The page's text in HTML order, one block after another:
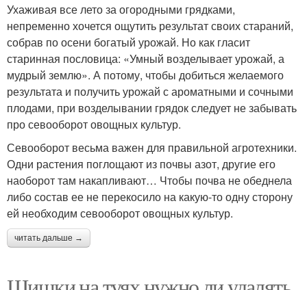
Ухаживая все лето за огородными грядками,
непременно хочется ощутить результат своих стараний,
собрав по осени богатый урожай. Но как гласит
старинная пословица: «Умный возделывает урожай, а
мудрый землю». А потому, чтобы добиться желаемого
результата и получить урожай с ароматными и сочными
плодами, при возделывании грядок следует не забывать
про севооборот овощных культур.
Севооборот весьма важен для правильной агротехники.
Одни растения поглощают из почвы азот, другие его
наоборот там накапливают… Чтобы почва не обеднела
либо состав ее не перекосило на какую-то одну сторону
ей необходим севооборот овощных культур.
читать дальше →